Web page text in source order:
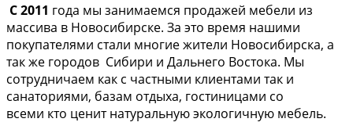
С2011 года мы занимаемся продажей мебели из
массива в Новосибирске. За это время нашими
покупателями стали многие жители Новосибирска, а
так же городов Сибири и Дальнего Востока. Мы
сотрудничаем как с частными клиентами так и
санаториями, базам отдыха, гостиницами со
всеми кто ценит натуральную экологичную мебель.